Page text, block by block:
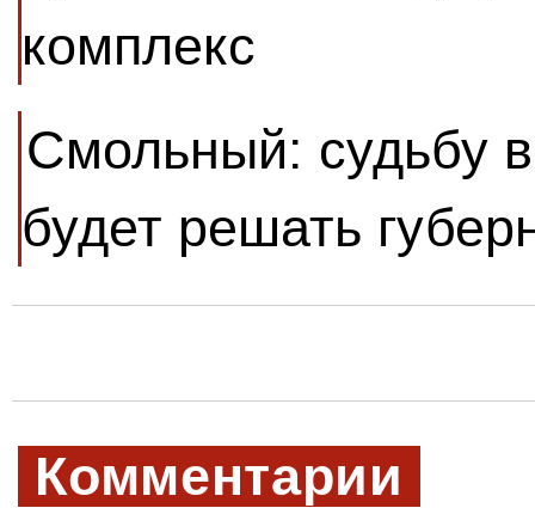
комплекс
Смольный: судьбу
будет решать
Комментарии